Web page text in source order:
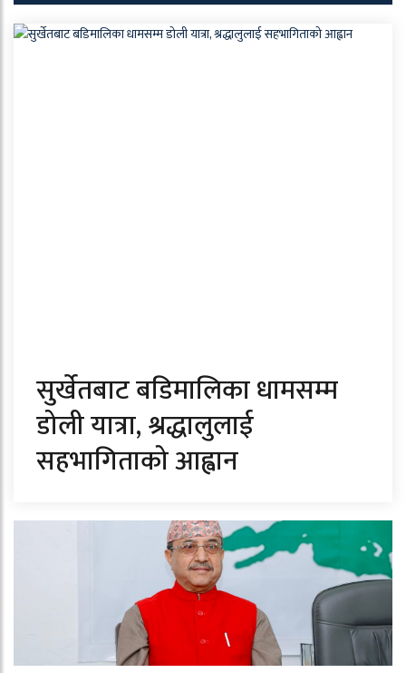
सुर्खेतबाट बडिमालिका धामसम्म
डोली यात्रा, श्रद्धालुलाई
सहभागिताको आह्वान